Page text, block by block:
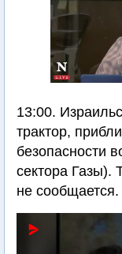
13:00.
трактор,
безопасности
сектора Газы).
не сообщается.